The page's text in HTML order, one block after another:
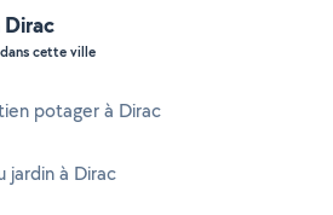
cette ville
potager à Dirac
jardin à Dirac